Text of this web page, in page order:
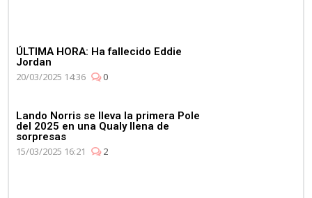
ÚLTIMA HORA: Ha fallecido Eddie
Jordan
20/03/2025 14:36
0
Lando Norris se lleva la primera Pole
del 2025 en una Qualy llena de
sorpresas
15/03/2025 16:21
2